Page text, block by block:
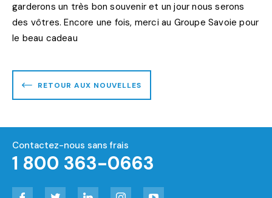
garderons un très bon souvenir et un jour nous serons
des vôtres. Encore une fois, merci au Groupe Savoie pour
le beau cadeau
RETOUR AUX NOUVELLES
Contactez-nous sans frais
1 800 363-0663
Facebook Twitter LinkedIn Instagram